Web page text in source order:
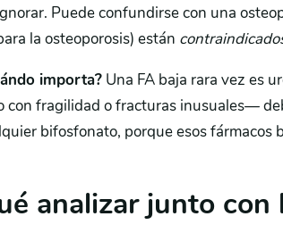
Puede confundirse con una
la osteoporosis) están
importa? Una FA baja rara vez es
con fragilidad o fracturas inusuales—
bifosfonato, porque esos fármacos
analizar junto con